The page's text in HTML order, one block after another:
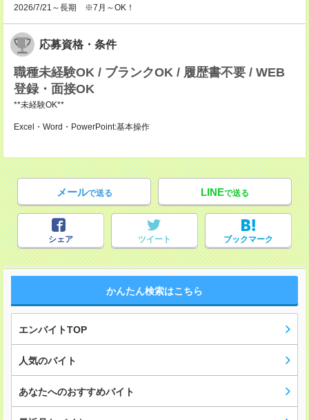
2026/7/21～長期 ※7月～OK！
応募資格・条件
職種未経験OK / ブランクOK / 履歴書不要 / WEB
登録・面接OK
**未経験OK**
Excel・Word・PowerPoint:基本操作
メールで送る LINEで送る
シェア ツイート ブックマーク
かんたん検索はこちら
エンバイトTOP
人気のバイト
あなたへのおすすめバイト